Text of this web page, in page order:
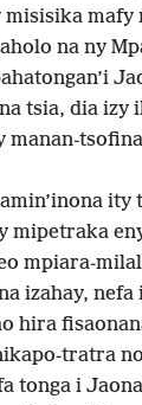
misisika
na ny
tsia, dia izy
manan-
ity
mipetraka
mpiara-
izahay,
hira
tratra
tonga i